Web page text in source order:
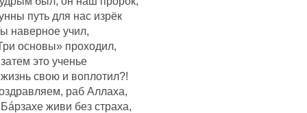
путь для нас изрёк
наверное учил,
основы» проходил,
это ученье
свою и воплотил?!
раб Аллаха,
живи без страха,